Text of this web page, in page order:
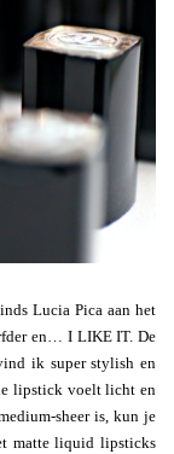
Lucia Pica aan het
en… I LIKE IT. De
ik super stylish en
lipstick voelt licht en
sheer is, kun je
matte liquid lipsticks